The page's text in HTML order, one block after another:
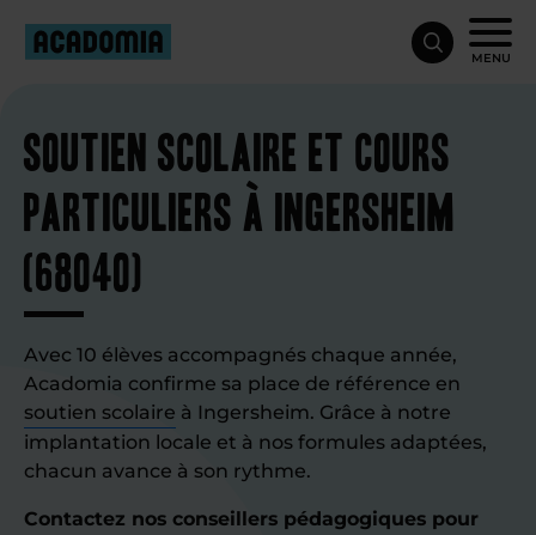
MENU
Soutien scolaire et cours
particuliers à Ingersheim
(68040)
Avec 10 élèves accompagnés chaque année,
Acadomia confirme sa place de référence en
soutien scolaire à Ingersheim. Grâce à notre
implantation locale et à nos formules adaptées,
chacun avance à son rythme.
Contactez nos conseillers pédagogiques pour